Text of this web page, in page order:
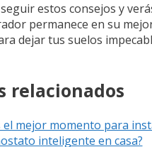
estos consejos y
permanece en su
dejar tus suelos
relacionados